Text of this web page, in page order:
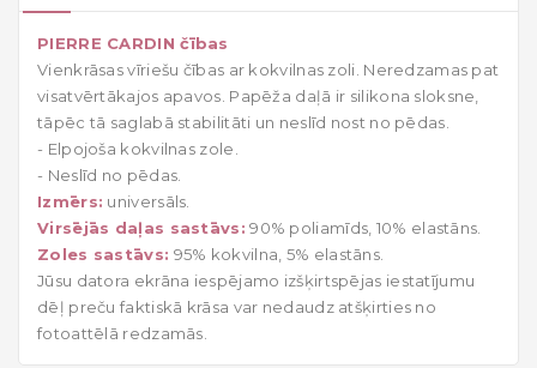
PIERRE CARDIN čības
Vienkrāsas vīriešu čības ar kokvilnas zoli. Neredzamas pat
visatvērtākajos apavos. Papēža daļā ir silikona sloksne,
tāpēc tā saglabā stabilitāti un neslīd nost no pēdas.
- Elpojoša kokvilnas zole.
- Neslīd no pēdas.
Izmērs: universāls.
Virsējās daļas sastāvs: 90% poliamīds, 10% elastāns.
Zoles sastāvs: 95% kokvilna, 5% elastāns.
Jūsu datora ekrāna iespējamo izšķirtspējas iestatījumu
dēļ preču faktiskā krāsa var nedaudz atšķirties no
fotoattēlā redzamās.